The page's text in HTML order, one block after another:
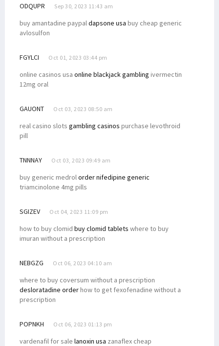
ODQUPR Sep 30, 2023 11:43 am
buy amantadine paypaldapsone usa buy cheap generic
avlosulfon
FGYLCI Oct 01, 2023 03:44 pm
online casinos usa online blackjack gambling ivermectin
12mg oral
GAUONT Oct 03, 2023 08:50 am
real casino slots gambling casinos purchase levothroid
pill
TNNNAY Oct 03, 2023 09:49 am
buy generic medrolorder nifedipine generic
triamcinolone 4mg pills
SGIZEV Oct 04, 2023 11:09 pm
how to buy clomid buy clomid tablets where to buy
imuran without a prescription
NEBGZG Oct 06, 2023 04:10 am
where to buy coversum without a prescription
desloratadine orderhow to get fexofenadine without a
prescription
POPNKH Oct 06, 2023 01:13 pm
vardenafil for sale lanoxin usa zanaflex cheap